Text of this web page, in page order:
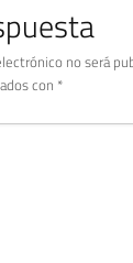
no será
con *